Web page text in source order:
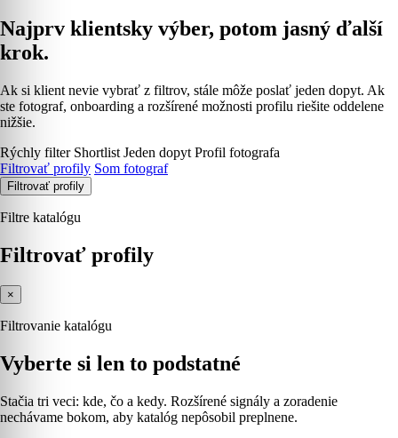
Najprv klientsky výber, potom jasný ďalší
krok.
Ak si klient nevie vybrať z filtrov, stále môže poslať jeden dopyt. Ak
ste fotograf, onboarding a rozšírené možnosti profilu riešite oddelene
nižšie.
Rýchly filter Shortlist Jeden dopyt Profil fotografa
Filtrovať profily Som fotograf
Filtrovať profily
Filtre katalógu
Filtrovať profily
×
Filtrovanie katalógu
Vyberte si len to podstatné
Stačia tri veci: kde, čo a kedy. Rozšírené signály a zoradenie
nechávame bokom, aby katalóg nepôsobil preplnene.